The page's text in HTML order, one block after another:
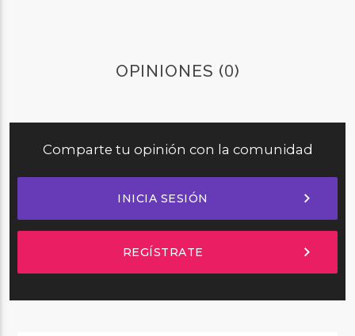
OPINIONES (0)
Comparte tu opinión con la comunidad
INICIA SESIÓN chevron_right
REGÍSTRATE chevron_right